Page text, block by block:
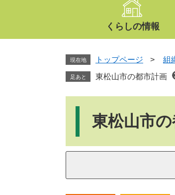
文
くらしの情報
現在地 トップページ > 組
足あと 東松山市の都市計画
東松山市